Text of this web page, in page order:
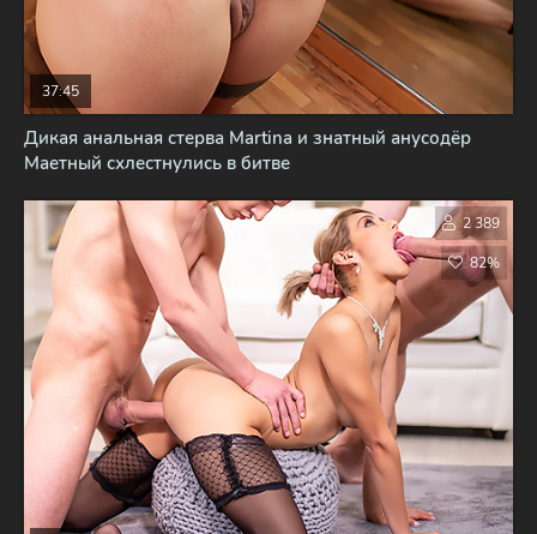
Дикая анальная стерва Martina и знатный анусодёр
Маетный схлестнулись в битве
37:45
2 389
82%